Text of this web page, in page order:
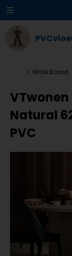
... Wide Board
Natural
PVC